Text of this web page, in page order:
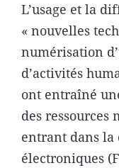
L’usage et la
« nouvelles
numérisation
d’activités
ont entraîné
des ressources
entrant dans la
électroniques